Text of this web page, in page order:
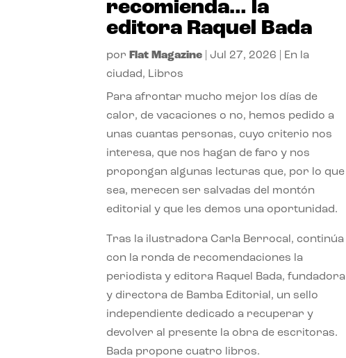
recomienda… la
editora Raquel Bada
por Flat Magazine Jul 27, 2026
En la
ciudad, Libros
Para afrontar mucho mejor los días de
calor, de vacaciones o no, hemos pedido a
unas cuantas personas, cuyo criterio nos
interesa, que nos hagan de faro y nos
propongan algunas lecturas que, por lo que
sea, merecen ser salvadas del montón
editorial y que les demos una oportunidad.
Tras la ilustradora Carla Berrocal, continúa
con la ronda de recomendaciones la
periodista y editora Raquel Bada, fundadora
y directora de Bamba Editorial, un sello
independiente dedicado a recuperar y
devolver al presente la obra de escritoras.
Bada propone cuatro libros.